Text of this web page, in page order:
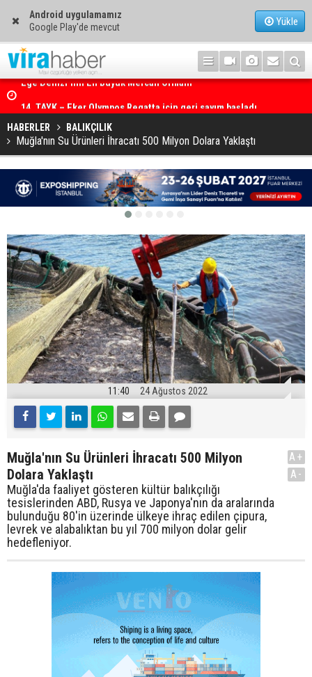
Android uygulamamız
Google Play'de mevcut
Yükle
HABERLER BALIKÇILIK
Muğla'nın Su Ürünleri İhracatı 500 Milyon Dolara Yaklaştı
11:40 24 Ağustos 2022
Muğla'nın Su Ürünleri İhracatı 500 Milyon
Dolara Yaklaştı
Muğla'da faaliyet gösteren kültür balıkçılığı
tesislerinden ABD, Rusya ve Japonya'nın da aralarında
bulunduğu 80'in üzerinde ülkeye ihraç edilen çipura,
levrek ve alabalıktan bu yıl 700 milyon dolar gelir
hedefleniyor.
A+
A-